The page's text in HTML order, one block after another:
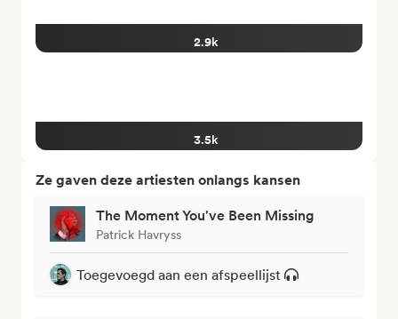
2.9k
3.5k
Ze gaven deze artiesten onlangs kansen
The Moment You've Been Missing
Patrick Havryss
Toegevoegd aan een afspeellijst